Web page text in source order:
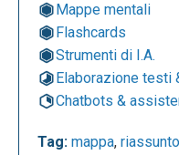
Mappe mentali
Flashcards
Strumenti di I.A.
Elaborazione testi
Chatbots &
Tag: mappa, riassunto